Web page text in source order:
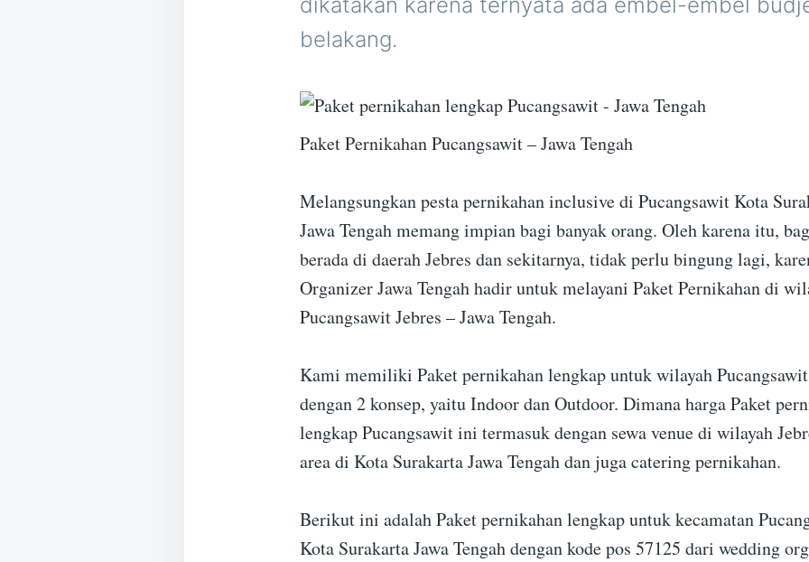
belakang.
Paket Pernikahan Pucangsawit – Jawa Tengah
Melangsungkan pesta pernikahan inclusive di Pucangsawit Kota
Jawa Tengah memang impian bagi banyak orang. Oleh karena itu,
berada di daerah Jebres dan sekitarnya, tidak perlu bingung lagi,
Organizer Jawa Tengah hadir untuk melayani Paket Pernikahan di
Pucangsawit Jebres – Jawa Tengah.
Kami memiliki Paket pernikahan lengkap untuk wilayah Pucangsawit
dengan 2 konsep, yaitu Indoor dan Outdoor. Dimana harga Paket
lengkap Pucangsawit ini termasuk dengan sewa venue di wilayah
area di Kota Surakarta Jawa Tengah dan juga catering pernikahan.
Berikut ini adalah Paket pernikahan lengkap untuk kecamatan
Kota Surakarta Jawa Tengah dengan kode pos 57125 dari wedding